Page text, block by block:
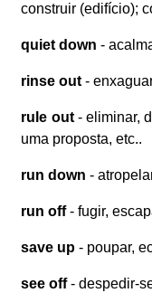
construir (edifício);
quiet down-
rinse out -
rule out - eliminar,
uma proposta, etc..
run down-
run off- fugir,
save up - poupar,
see off- despedir-